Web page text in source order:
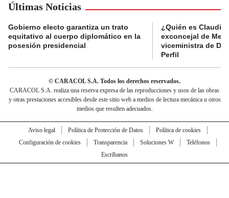
Últimas Noticias
Gobierno electo garantiza un trato
equitativo al cuerpo diplomático en la
posesión presidencial
¿Quién es Claudia
exconcejal de
viceministra de
Perfil
© CARACOL S.A. Todos los derechos reservados.
CARACOL S.A. realiza una reserva expresa de las reproducciones y usos de las obras
y otras prestaciones accesibles desde este sitio web a medios de lectura mecánica u otros
medios que resulten adecuados.
Aviso legal Política de Protección de Datos
Política de cookies
Configuración de cookies
Transparencia Soluciones W
Teléfonos
Escríbanos